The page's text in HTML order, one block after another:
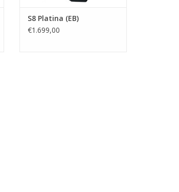
S8 Platina (EB)
€1.699,00